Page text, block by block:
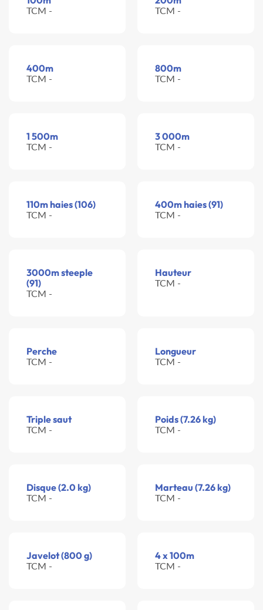
TCM - TCM -
400m
TCM -
800m
TCM -
1 500m
TCM -
3 000m
TCM -
110m haies (106)
TCM -
400m haies (91)
TCM -
3000m steeple
(91)
TCM -
Hauteur
TCM -
Perche
TCM -
Longueur
TCM -
Triple saut
TCM -
Poids (7.26 kg)
TCM -
Disque (2.0 kg)
TCM -
Marteau (7.26 kg)
TCM -
Javelot (800 g)
TCM -
4 x 100m
TCM -